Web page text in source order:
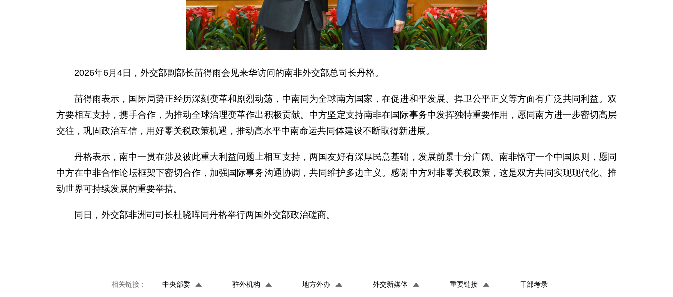
2026年6月4日，外交部副部长苗得雨会见来华访问的南非外交部总司长丹格。
苗得雨表示，国际局势正经历深刻变革和剧烈动荡，中南同为全球南方国家，在促进和平发展、捍卫公平正义等方面有广泛共同利益。双
方要相互支持，携手合作，为推动全球治理变革作出积极贡献。中方坚定支持南非在国际事务中发挥独特重要作用，愿同南方进一步密切高层
交往，巩固政治互信，用好零关税政策机遇，推动高水平中南命运共同体建设不断取得新进展。
丹格表示，南中一贯在涉及彼此重大利益问题上相互支持，两国友好有深厚民意基础，发展前景十分广阔。南非恪守一个中国原则，愿同
中方在中非合作论坛框架下密切合作，加强国际事务沟通协调，共同维护多边主义。感谢中方对非零关税政策，这是双方共同实现现代化、推
动世界可持续发展的重要举措。
同日，外交部非洲司司长杜晓晖同丹格举行两国外交部政治磋商。
相关链接： 中央部委 驻外机构 地方外办 外交新媒体 重要链接 干部考录